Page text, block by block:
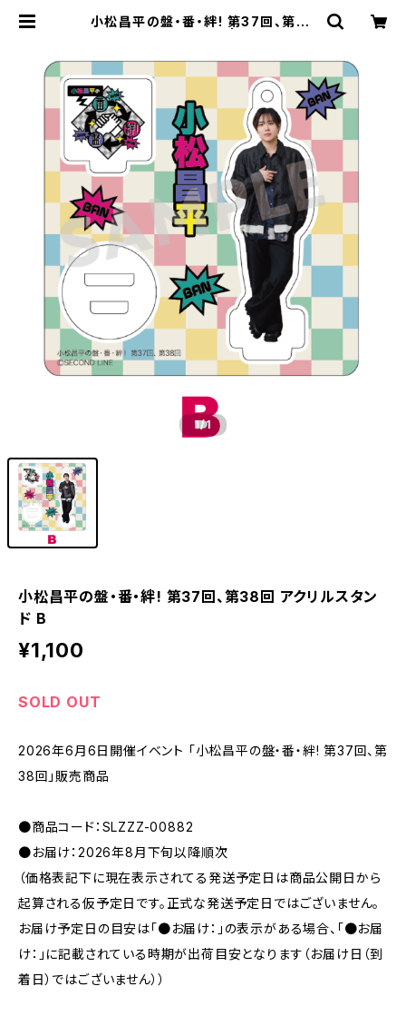
小松昌平の盤・番・絆! 第37回、第38
1/1
小松昌平の盤・番・絆! 第37回、第38回 アクリルスタン
ド B
¥1,100
SOLD OUT
2026年6月6日開催イベント 「小松昌平の盤・番・絆! 第37回、第
38回」販売商品
●商品コード：SLZZZ-00882
●お届け：2026年8月下旬以降順次
（価格表記下に現在表示されてる発送予定日は商品公開日から
起算される仮予定日です。正式な発送予定日ではございません。
お届け予定日の目安は「●お届け：」の表示がある場合、「●お届
け：」に記載されている時期が出荷目安となります（お届け日（到
着日）ではございません））